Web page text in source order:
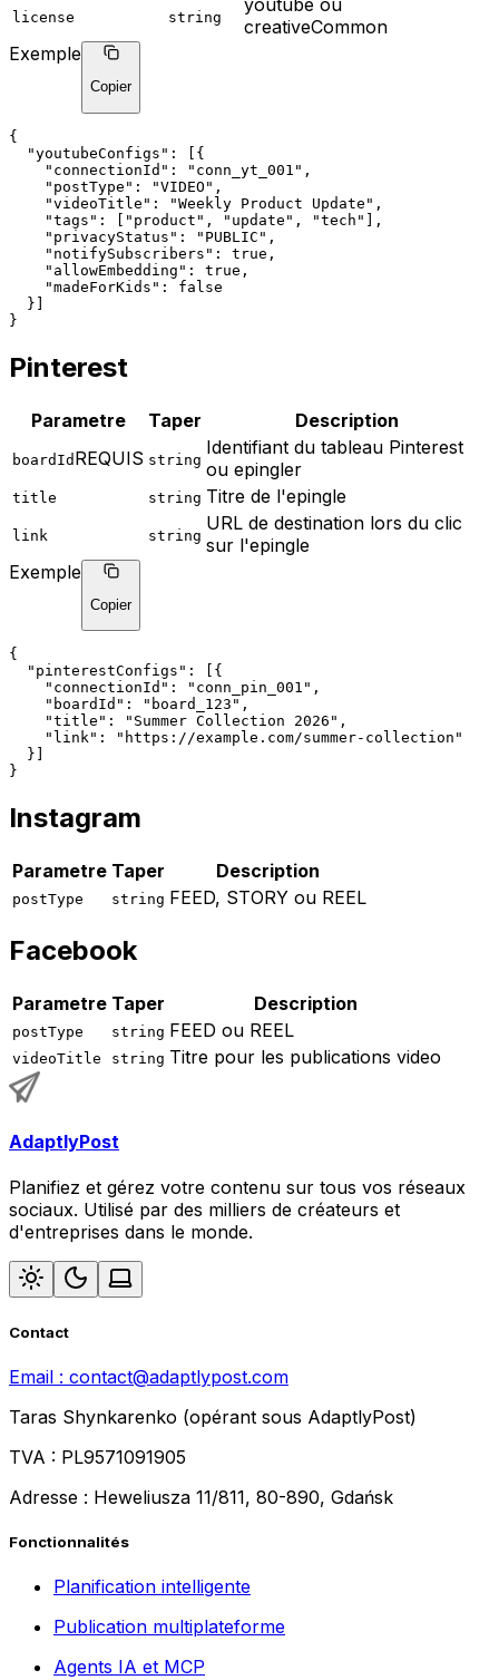
license string
youtube ou
creativeCommon
Exemple
Copier
{
"youtubeConfigs" : [{
"connectionId" : "conn_yt_001" ,
"postType" : "VIDEO" ,
"videoTitle" : "Weekly Product Update" ,
"tags" : ["product", "update", "tech"],
"privacyStatus" : "PUBLIC" ,
"notifySubscribers" : true,
"allowEmbedding" : true,
"madeForKids" : false
  }]
}
Pinterest
Parametre Taper Description
boardId REQUIS string
Identifiant du tableau Pinterest
ou epingler
title string Titre de l'epingle
link string
URL de destination lors du clic
sur l'epingle
Exemple
Copier
{
"pinterestConfigs" : [{
"connectionId" : "conn_pin_001" ,
"boardId" : "board_123" ,
"title" : "Summer Collection 2026" ,
"link" :
"https://example.com/summer-collection"
  }]
}
Instagram
Parametre Taper Description
postType string FEED, STORY ou REEL
Facebook
Parametre Taper Description
postType string FEED ou REEL
videoTitle string Titre pour les publications video
AdaptlyPost
Planifiez et gérez votre contenu sur tous vos réseaux
sociaux. Utilisé par des milliers de créateurs et
d'entreprises dans le monde.
Contact
Email : contact@adaptlypost.com
Taras Shynkarenko (opérant sous AdaptlyPost)
TVA : PL9571091905
Adresse : Heweliusza 11/811, 80-890, Gdańsk
Fonctionnalités
Planification intelligente
Publication multiplateforme
Agents IA et MCP